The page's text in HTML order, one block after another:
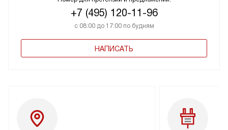
+7 (495) 120-11-96
с 08:00 до 17:00 по будням
НАПИСАТЬ